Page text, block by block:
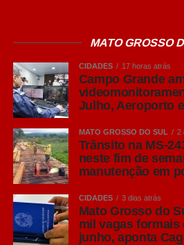
consideração a capacidade de
principal é a melhoria do serviço
“A atenção hospitalar é parte da
é uma parte muito importante e
de leitos, principalmente
complexidade. E ali é que entra,
público-privada do hospital. E tudo
diretor de regionalização da saúde
procuramos considerar inúmeros
município e região, para que a
acompanhar as mais fortalecidas”,
MATO GROSSO
CIDADES 17 horas atrás
Campo Grande
Julho, Aeroporto
MATO GROSSO DO SUL 2
Trânsito na MS-
neste fim de
manutenção em
CIDADES 3 dias atrás
Mato Grosso do
mil vagas formais
junho, aponta